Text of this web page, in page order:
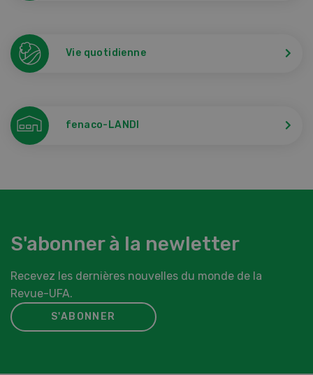
Vie quotidienne
fenaco-LANDI
S'abonner à la newletter
Recevez les dernières nouvelles du monde de la
Revue-UFA.
S'ABONNER